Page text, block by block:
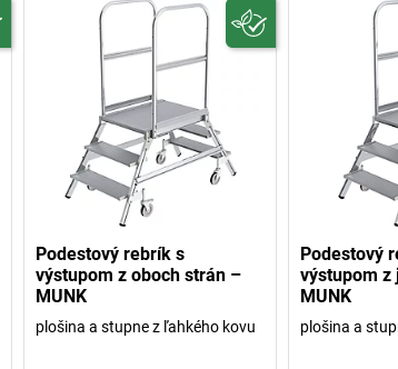
Podestový rebrík s
výstupom z oboch strán –
MUNK
plošina a stupne z ľahkého kovu
Podestový
výstupom z
MUNK
plošina a